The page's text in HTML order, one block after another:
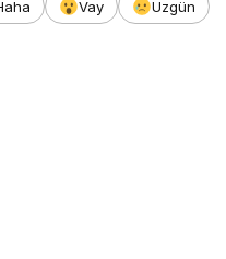
Vay
Üzgün